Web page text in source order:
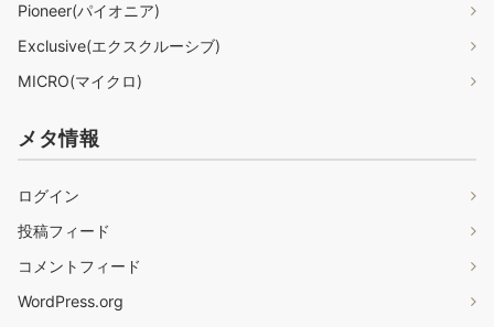
Pioneer(パイオニア)
Exclusive(エクスクルーシブ)
MICRO(マイクロ)
メタ情報
ログイン
投稿フィード
コメントフィード
WordPress.org